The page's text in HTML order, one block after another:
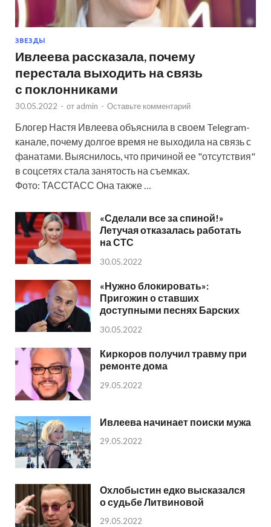
ЗВЕЗДЫ
Ивлеева рассказала, почему
перестала выходить на связь
с поклонниками
30.05.2022 - от admin - Оставьте комментарий
Блогер Настя Ивлеева объяснила в своем Telegram-
канале, почему долгое время не выходила на связь с
фанатами. Выяснилось, что причиной ее "отсутствия"
в соцсетях стала занятость на съемках.
Фото: ТАССТАСС Она также …
«Сделали все за спиной!»
Летучая отказалась работать
на СТС
30.05.2022
«Нужно блокировать»:
Пригожин о ставших
доступными песнях Барских
30.05.2022
Киркоров получил травму при
ремонте дома
29.05.2022
Ивлеева начинает поиски мужа
29.05.2022
Охлобыстин едко высказался
о судьбе Литвиновой
29.05.2022